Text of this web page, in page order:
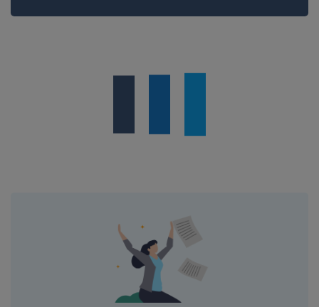
Chaanom93 bonjour, Pour répondre à votre
Lire plus
Maddyhp.
le 20-09-2016